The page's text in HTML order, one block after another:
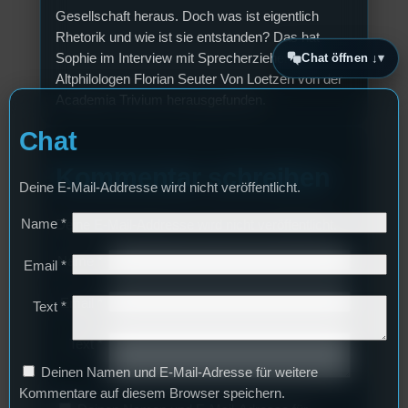
Gesellschaft heraus. Doch was ist eigentlich
Rhetorik und wie ist sie entstanden? Das hat
Sophie im Interview mit Sprecherzieher und
Altphilologen Florian Seuter Von Loetzen von der
Kommentar schreiben
Deine E-Mail-Addresse wird nicht veröffentlicht.
Name
Email
Text*
Chat öffnen ↓
Chat
Deine E-Mail-Addresse wird nicht veröffentlicht.
Name *
Email *
Text *
Deinen Namen und E-Mail-Adresse für weitere
Kommentare auf diesem Browser speichern.